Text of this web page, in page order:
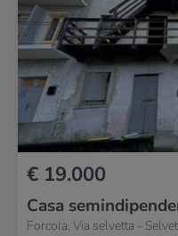
€ 19.000
Casa
Forcola, Via selvetta -